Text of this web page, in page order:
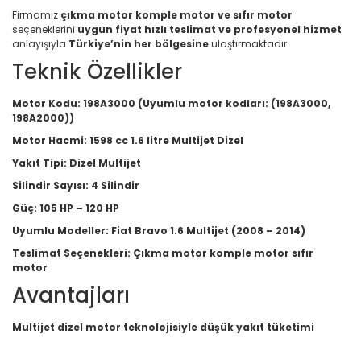
Firmamız çıkma motor komple motor ve sıfır motor
seçeneklerini uygun fiyat hızlı teslimat ve profesyonel hizmet
anlayışıyla Türkiye’nin her bölgesineulaştırmaktadır.
Teknik Özellikler
Motor Kodu: 198A3000 (Uyumlu motor kodları: (198A3000,
198A2000))
Motor Hacmi: 1598 cc 1.6 litre Multijet Dizel
Yakıt Tipi: Dizel Multijet
Silindir Sayısı: 4 Silindir
Güç: 105 HP – 120 HP
Uyumlu Modeller: Fiat Bravo 1.6 Multijet (2008 – 2014)
Teslimat Seçenekleri: Çıkma motor komple motor sıfır
motor
Avantajları
Multijet dizel motor teknolojisiyle düşük yakıt tüketimi